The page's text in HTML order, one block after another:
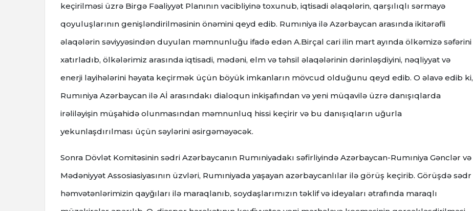
keçirilməsi üzrə Birgə Fəaliyyət Planının vacibliyinə toxunub, iqtisadi əlaqələrin, qarşılıqlı sərmayə
qoyuluşlarının genişləndirilməsinin önəmini qeyd edib. Rumıniya ilə Azərbaycan arasında ikitərəfli
əlaqələrin səviyyəsindən duyulan məmnunluğu ifadə edən A.Birçal cari ilin mart ayında ölkəmizə səfərini
xatırladıb, ölkələrimiz arasında iqtisadi, mədəni, elm və təhsil əlaqələrinin dərinləşdiyini, nəqliyyat və
enerji layihələrini həyata keçirmək üçün böyük imkanların mövcud olduğunu qeyd edib. O əlavə edib ki,
Rumıniya Azərbaycan ilə Aİ arasındakı dialoqun inkişafından və yeni müqavilə üzrə danışıqlarda
irəliləyişin müşahidə olunmasından məmnunluq hissi keçirir və bu danışıqların uğurla
yekunlaşdırılması üçün səylərini əsirgəməyəcək.
Sonra Dövlət Komitəsinin sədri Azərbaycanın Rumıniyadakı səfirliyində Azərbaycan-Rumıniya Gənclər və
Mədəniyyət Assosiasiyasının üzvləri, Rumıniyada yaşayan azərbaycanlılar ilə görüş keçirib. Görüşdə sədr
həmvətənlərimizin qayğıları ilə maraqlanıb, soydaşlarımızın təklif və ideyaları ətrafında maraqlı